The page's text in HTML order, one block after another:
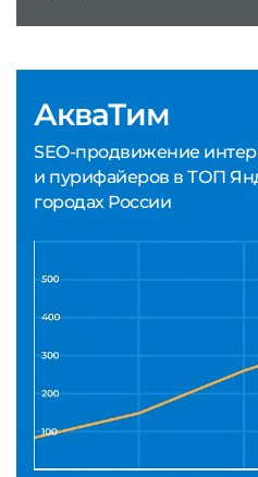
АкваТим
SEO-продвижение
и пурифайеров в ТОП
городах России